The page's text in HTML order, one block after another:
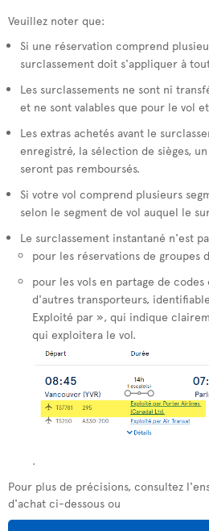
Veuillez noter que:
Si une réservation comprend
surclassement doit s'appliquer à
Les surclassements ne sont ni
et ne sont valables que pour le vol
Les extras achetés avant le
enregistré, la sélection de sièges,
seront pas remboursés.
Si votre vol comprend plusieurs
selon le segment de vol auquel le
Le surclassement instantané n'est
pour les réservations de groupes
pour les vols en partage de
d'autres transporteurs,
Exploité par », qui indique
qui exploitera le vol.
.
Pour plus de précisions, consultez
d'achat ci-dessous ou